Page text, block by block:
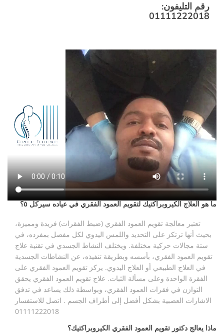
رقم التليفون:
01111222018
ما هو العلاج الكيروبراكتيك لتقويم العمود الفقري في عياده سيركل ٥؟
تعتبر معالجة تقويم العمود الفقري (ضبط الفقرات) فريدة ومميزة،
بحيث أنها ترتكز على التحديد واللمس اليدوي لكل مفصل بمفرده، في
ستة مجالات حركية مختلفة. ويختلف النشاط الجسدي في تقنية علاج
تقويم العمود الفقري، بأسسه وبطريقة تنفيذه، عن النشاطات الجسدية
في العلاج الطبيعي أو العلاج اليدوي. يركز تقويم العمود الفقري على
الفقرة الواحدة وعلى مسألة الثبات. علاج تقويم العمود الفقري يحقق
التوازن في فقرات العمود الفقري، وبواسطة ذلك يساعد في تدفق
الاشارات العصبية بشكل أفضل إلى أطراف الجسم . اتصل للاستفسار
01111222018
ماذا يعالج دكتور تقويم العمود الفقري الكيروبراكتيك؟